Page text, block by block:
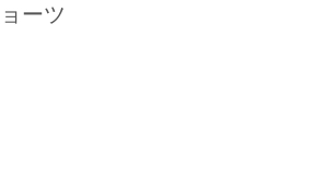
ーツ